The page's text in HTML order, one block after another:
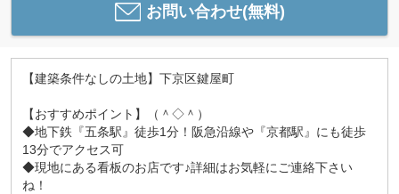
お問い合わせ(無料)
【建築条件なしの土地】下京区鍵屋町
【おすすめポイント】（＾◇＾）
◆地下鉄『五条駅』徒歩1分！阪急沿線や『京都駅』にも徒歩
13分でアクセス可
◆現地にある看板のお店です♪詳細はお気軽にご連絡下さい
ね！